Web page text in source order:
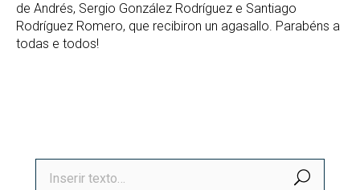
de Andrés, Sergio González Rodríguez e Santiago
Rodríguez Romero, que recibiron un agasallo. Parabéns a
todas e todos!